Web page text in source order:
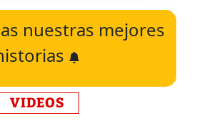
nuestras mejores
VIDEOS